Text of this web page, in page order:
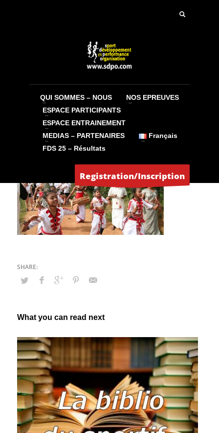
QUI SOMMES – NOUS
NOS EPREUVES
ESPACE PARTICIPANTS
ESPACE ENTRAINEMENT
MEDIAS – PARTENAIRES
Français
FDS 25 – Résultats
Registration/Inscription
Jean-Claude
IMG_9124
What you can read next